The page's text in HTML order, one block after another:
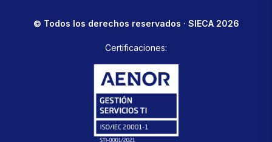
© Todos los derechos reservados · SIECA 2026
Certificaciones: